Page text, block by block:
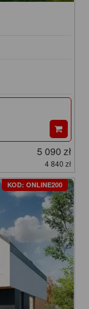
5 090 zł
4 840 zł
KOD: ONLINE200